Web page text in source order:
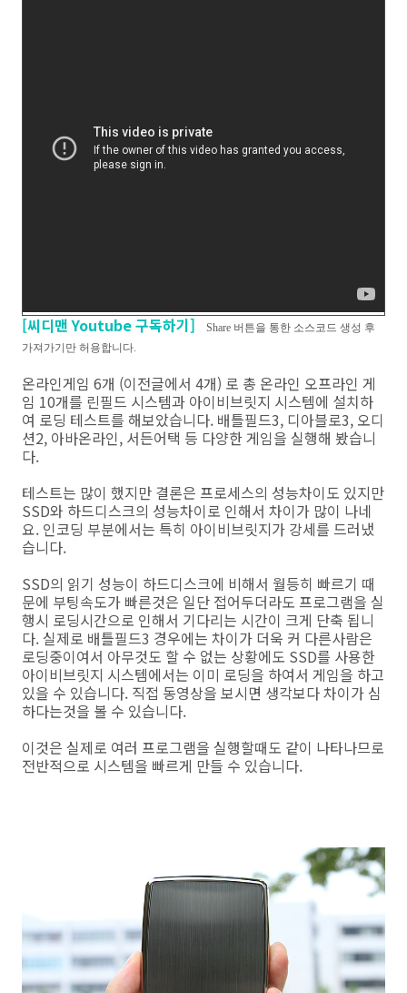
[씨디맨 Youtube 구독하기]
Share 버튼을 통한 소스코드 생성 후
가져가기만 허용합니다.
온라인게임 6개 (이전글에서 4개) 로 총 온라인 오프라인 게
임 10개를 린필드 시스템과 아이비브릿지 시스템에 설치하
여 로딩 테스트를 해보았습니다. 배틀필드3, 디아블로3, 오디
션2, 아바온라인, 서든어택 등 다양한 게임을 실행해 봤습니
다.
테스트는 많이 했지만 결론은 프로세스의 성능차이도 있지만
SSD와 하드디스크의 성능차이로 인해서 차이가 많이 나네
요. 인코딩 부분에서는 특히 아이비브릿지가 강세를 드러냈
습니다.
SSD의 읽기 성능이 하드디스크에 비해서 월등히 빠르기 때
문에 부팅속도가 빠른것은 일단 접어두더라도 프로그램을 실
행시 로딩시간으로 인해서 기다리는 시간이 크게 단축 됩니
다. 실제로 배틀필드3 경우에는 차이가 더욱 커 다른사람은
로딩중이여서 아무것도 할 수 없는 상황에도 SSD를 사용한
아이비브릿지 시스템에서는 이미 로딩을 하여서 게임을 하고
있을 수 있습니다. 직접 동영상을 보시면 생각보다 차이가 심
하다는것을 볼 수 있습니다.
이것은 실제로 여러 프로그램을 실행할때도 같이 나타나므로
전반적으로 시스템을 빠르게 만들 수 있습니다.